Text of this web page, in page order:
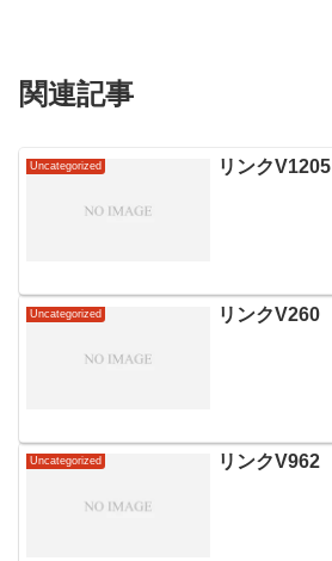
関連記事
Uncategorized リンクV1205
Uncategorized リンクV260
Uncategorized リンクV962